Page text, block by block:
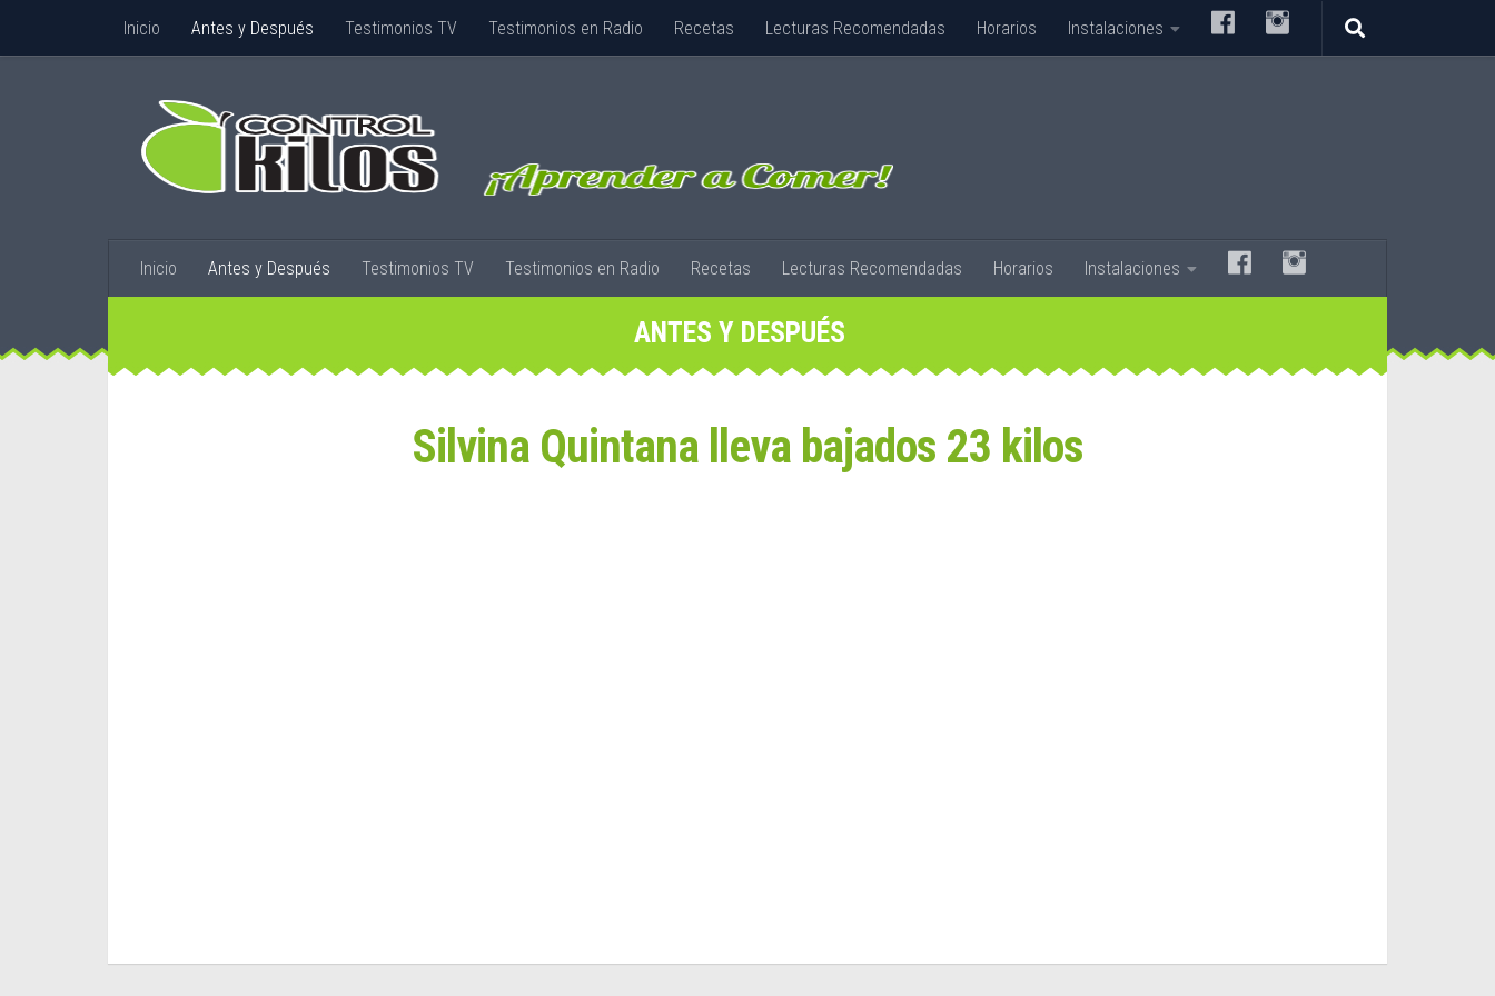
Inicio Antes y Después Testimonios TV Testimonios en Radio Recetas Lecturas Recomendadas Horarios Instalaciones –
Inicio Antes y Después Testimonios TV Testimonios en Radio Recetas Lecturas Recomendadas Horarios Instalaciones –
ANTES Y DESPUÉS
Silvina Quintana lleva bajados 23 kilos